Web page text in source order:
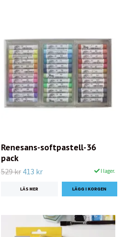
Renesans-softpastell-36
pack
529 kr 413 kr I lager.
LÄS MER